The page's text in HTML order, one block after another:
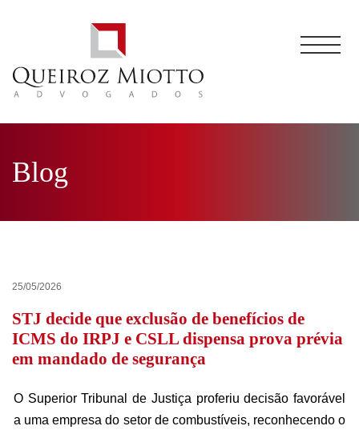
Blog
25/05/2026
STJ decide que exclusão de benefícios de
ICMS do IRPJ e CSLL dispensa prova prévia
em mandado de segurança
O Superior Tribunal de Justiça proferiu decisão favorável
a uma empresa do setor de combustíveis, reconhecendo o